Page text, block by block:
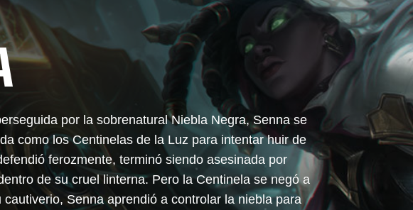
por la sobrenatural Niebla Negra, Senna se
como los Centinelas de la Luz para intentar huir de
ferozmente, terminó siendo asesinada por
de su cruel linterna. Pero la Centinela se negó a
Senna aprendió a controlar la niebla para